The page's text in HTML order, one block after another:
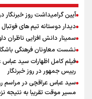
آیین گرامیداشت روز خبرنگار
دیدار دوستانه تیم های
سمینار دانش افزایی ناظران
نشست معاونان فرهنگی
فیلم کامل اظهارات سید
رییس جمهور در روز خبرنگار
سید عباس عراقچی در مراسم
مسیر موقت تقریبا به نتیجه